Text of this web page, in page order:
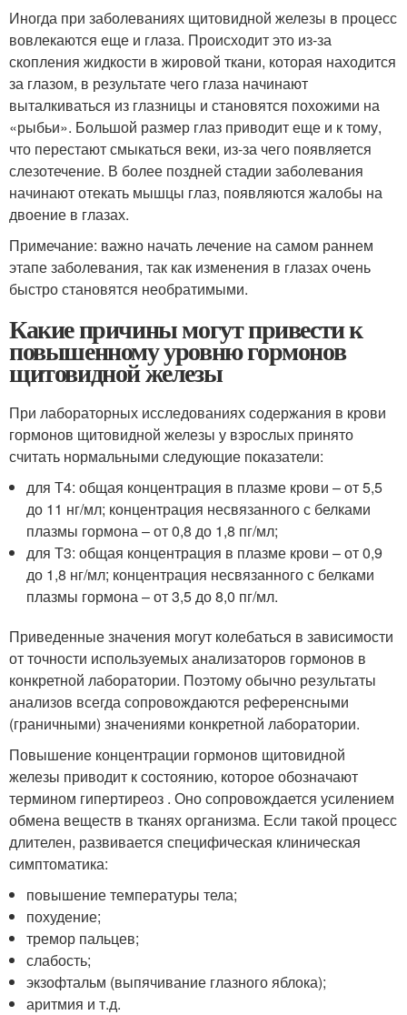
Иногда при заболеваниях щитовидной железы в процесс
вовлекаются еще и глаза. Происходит это из-за
скопления жидкости в жировой ткани, которая находится
за глазом, в результате чего глаза начинают
выталкиваться из глазницы и становятся похожими на
«рыбьи». Большой размер глаз приводит еще и к тому,
что перестают смыкаться веки, из-за чего появляется
слезотечение. В более поздней стадии заболевания
начинают отекать мышцы глаз, появляются жалобы на
двоение в глазах.
Примечание: важно начать лечение на самом раннем
этапе заболевания, так как изменения в глазах очень
быстро становятся необратимыми.
Какие причины могут привести к
повышенному уровню гормонов
щитовидной железы
При лабораторных исследованиях содержания в крови
гормонов щитовидной железы у взрослых принято
считать нормальными следующие показатели:
для Т4: общая концентрация в плазме крови – от 5,5
до 11 нг/мл; концентрация несвязанного с белками
плазмы гормона – от 0,8 до 1,8 пг/мл;
для Т3: общая концентрация в плазме крови – от 0,9
до 1,8 нг/мл; концентрация несвязанного с белками
плазмы гормона – от 3,5 до 8,0 пг/мл.
Приведенные значения могут колебаться в зависимости
от точности используемых анализаторов гормонов в
конкретной лаборатории. Поэтому обычно результаты
анализов всегда сопровождаются референсными
(граничными) значениями конкретной лаборатории.
Повышение концентрации гормонов щитовидной
железы приводит к состоянию, которое обозначают
термином гипертиреоз . Оно сопровождается усилением
обмена веществ в тканях организма. Если такой процесс
длителен, развивается специфическая клиническая
симптоматика:
повышение температуры тела;
похудение;
тремор пальцев;
слабость;
экзофтальм (выпячивание глазного яблока);
аритмия и т.д.